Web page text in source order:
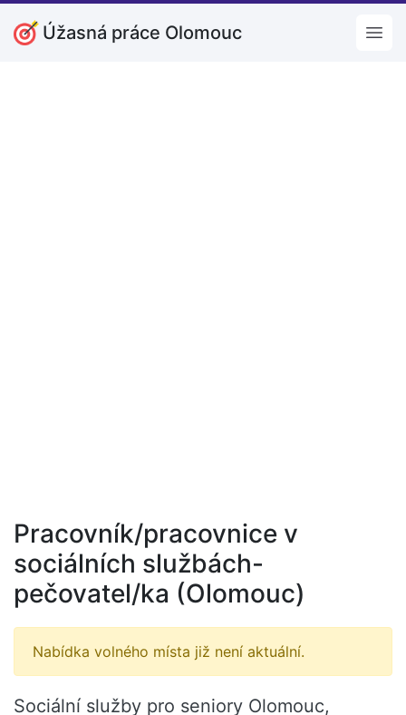
Úžasná práce Olomouc
Pracovník/pracovnice v
sociálních službách-
pečovatel/ka (Olomouc)
Nabídka volného místa již není aktuální.
Sociální služby pro seniory Olomouc,